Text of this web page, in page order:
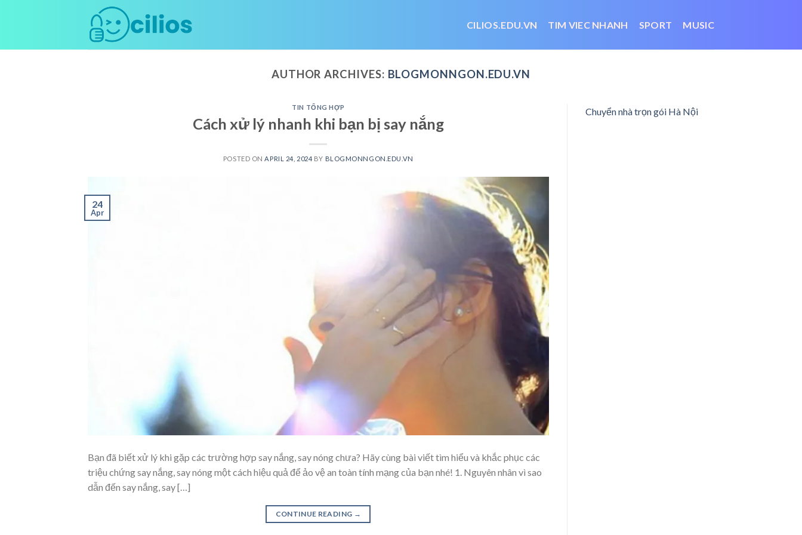
CILIOS.EDU.VN TIM VIEC NHANH SPORT MUSIC
AUTHOR ARCHIVES: BLOGMONNGON.EDU.VN
TIN TỔNG HỢP
Cách xử lý nhanh khi bạn bị say nắng
POSTED ONAPRIL 24, 2024 BY BLOGMONNGON.EDU.VN
24
Apr
Bạn đã biết xử lý khi gặp các trường hợp say nắng, say nóng chưa? Hãy cùng bài viết tìm hiểu và khắc phục các
triệu chứng say nắng, say nóng một cách hiệu quả để ảo vệ an toàn tính mạng của bạn nhé! 1. Nguyên nhân vì sao
dẫn đến say nắng, say […]
CONTINUE READING →
Chuyển nhà trọn gói Hà Nội